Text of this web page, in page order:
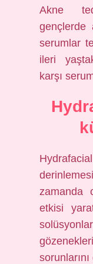
Akne
gençlerde
serumlar
ileri
karşı
zamanda
etkisi